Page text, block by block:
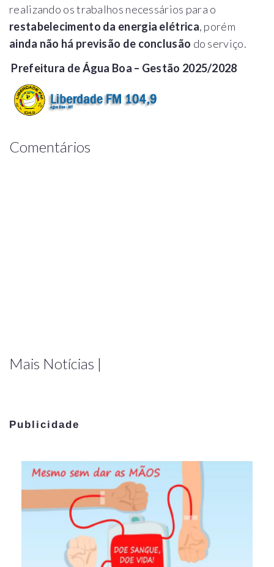
realizando os trabalhos necessários para o
restabelecimento da energia elétrica, porém
ainda não há previsão de conclusão do serviço.
Prefeitura de Água Boa – Gestão 2025/2028
Comentários
Mais Notícias |
Publicidade